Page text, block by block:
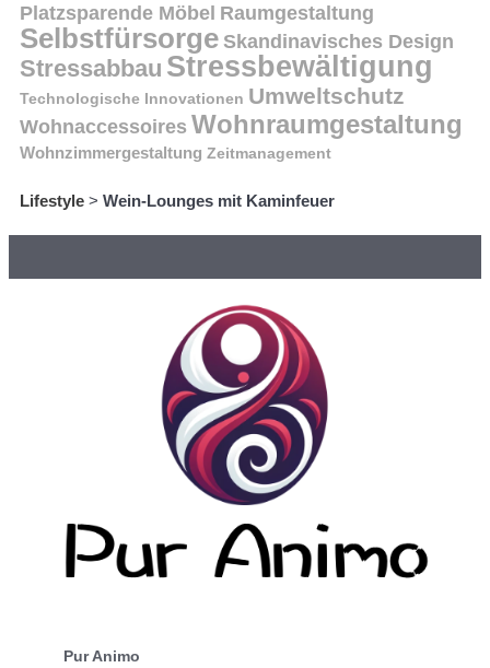
Platzsparende Möbel Raumgestaltung
Selbstfürsorge Skandinavisches Design
Stressabbau Stressbewältigung
Technologische Innovationen Umweltschutz
Wohnaccessoires Wohnraumgestaltung
Wohnzimmergestaltung Zeitmanagement
Lifestyle > Wein-Lounges mit Kaminfeuer
Pur Animo